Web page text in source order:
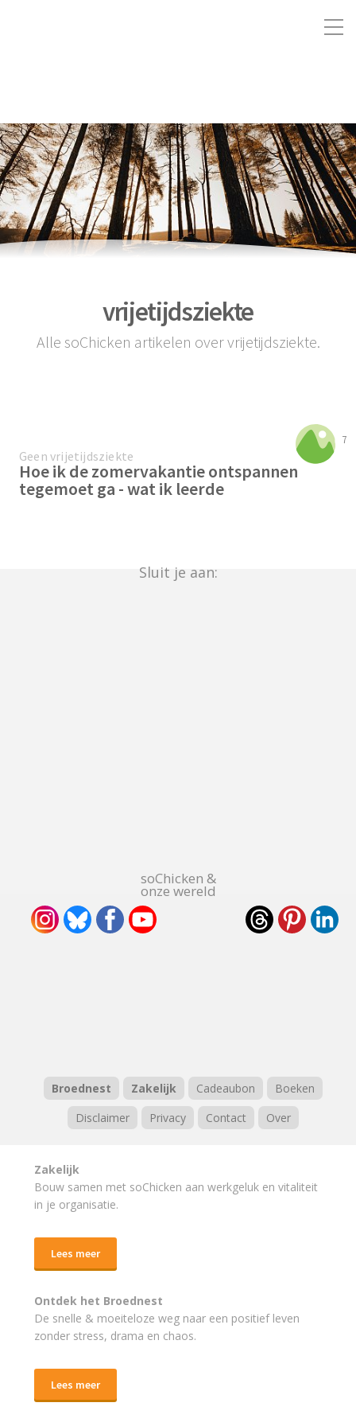
vrijetijdsziekte
Alle soChicken artikelen over vrijetijdsziekte.
7
Geen vrijetijdsziekte
Hoe ik de zomervakantie ontspannen
tegemoet ga - wat ik leerde
Sluit je aan:
soChicken &
onze wereld
Broednest Zakelijk Cadeaubon
Boeken
Disclaimer
Privacy Contact Over
Zakelijk
Bouw samen met soChicken aan werkgeluk en vitaliteit
in je organisatie.
Lees meer
Ontdek het Broednest
De snelle & moeiteloze weg naar een positief leven
zonder stress, drama en chaos.
Lees meer